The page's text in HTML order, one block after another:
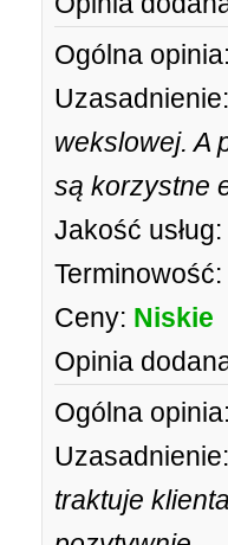
Ogólna opinia:
Uzasadnienie:
wekslowej. A
są korzystne
Jakość usług:
Terminowość:
Ceny: Niskie
Opinia
Ogólna opinia:
Uzasadnienie:
traktuje